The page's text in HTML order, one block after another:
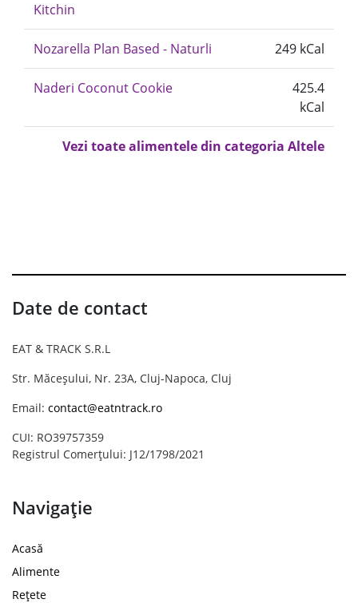
Kitchin
Nozarella Plan Based - Naturli 249 kCal
Naderi Coconut Cookie
425.4
kCal
Vezi toate alimentele din categoria Altele
Date de contact
EAT & TRACK S.R.L
Str. Măceșului, Nr. 23A, Cluj-Napoca, Cluj
Email: contact@eatntrack.ro
CUI: RO39757359
Registrul Comerțului: J12/1798/2021
Navigație
Acasă
Alimente
Rețete